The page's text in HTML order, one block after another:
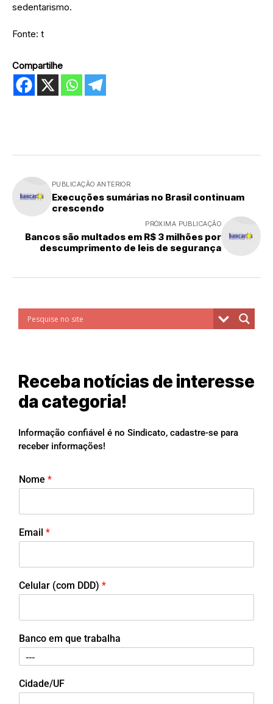
sedentarismo.
Fonte: t
Compartilhe
PUBLICAÇÃO ANTERIOR
Execuções sumárias no Brasil continuam
crescendo
PRÓXIMA PUBLICAÇÃO
Bancos são multados em R$ 3 milhões por
descumprimento de leis de segurança
Receba notícias de interesse
da categoria!
Informação confiável é no Sindicato, cadastre-se para
receber informações!
Nome *
Email *
Celular (com DDD) *
Banco em que trabalha
Cidade/UF